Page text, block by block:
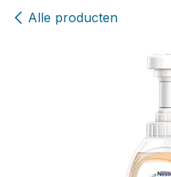
Alle producten